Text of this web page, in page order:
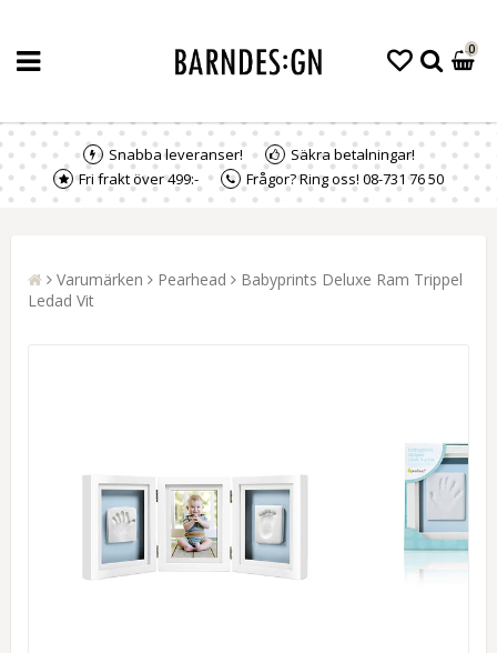
0
Snabba leveranser!
Säkra betalningar!
Fri frakt över 499:-
Frågor? Ring oss! 08-731 76 50
Varumärken Pearhead
Babyprints Deluxe Ram Trippel
Ledad Vit